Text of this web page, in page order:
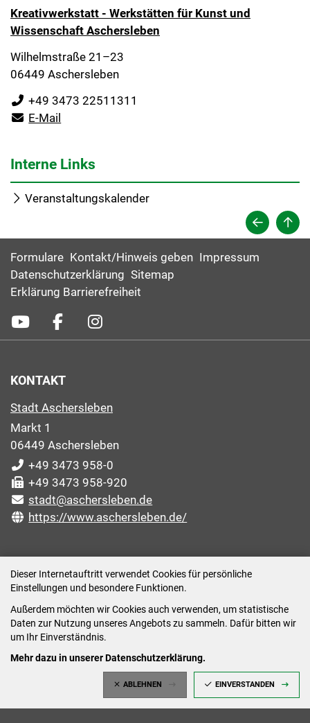
Dieser Internetauftritt verwendet Cookies für persönliche
Einstellungen und besondere Funktionen.
Außerdem möchten wir Cookies auch verwenden, um statistische
Daten zur Nutzung unseres Angebots zu sammeln. Dafür bitten wir
um Ihr Einverständnis.
Mehr dazu in unserer Datenschutzerklärung.
ABLEHNEN EINVERSTANDEN
Kreativwerkstatt - Werkstätten für Kunst und
Wissenschaft Aschersleben
Wilhelmstraße 21–23
06449 Aschersleben
+49 3473 22511311
E-Mail
Interne Links
Veranstaltungskalender
Formulare Kontakt/Hinweis geben Impressum
Datenschutzerklärung Sitemap
Erklärung Barrierefreiheit
KONTAKT
Stadt Aschersleben
Markt 1
06449 Aschersleben
+49 3473 958-0
+49 3473 958-920
stadt@aschersleben.de
https://www.aschersleben.de/
Montag: 09:00-12:00 /14:00-15:00 Uhr
Dienstag: 09:00-12:00 /14:00-16:00 Uhr
Mittwoch: 09:00 - 12:00 Uhr (nach vorheriger
Donnerstag: 09:00-12:00 /14:00-18:00 Uhr
Freitag: 09:00-12:00 Uhr